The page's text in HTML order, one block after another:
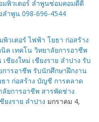
พิวเตอร์ ลำพูนซ่อมคอมดีดี
ลำพูน 098-696-4544
วเตอร์ ไฟฟ้า โยธา ก่อสร้าง
ค เทคโน วิทยาลัยการอาชีพ
ชียงใหม่ เชียงราย ลำปาง รับ
ารอาชีพ รับนักศึกษาฝึกงาน
า ก่อสร้าง บัญชี การตลาด
ยการอาชีพ สารพัดช่าง
ยงราย ลำปาง มกราคม 4,